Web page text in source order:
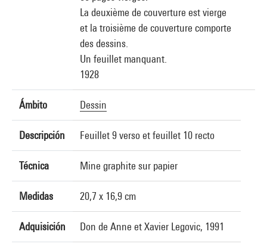
La deuxième de couverture est vierge
et la troisième de couverture comporte
des dessins.
Un feuillet manquant.
1928
Ámbito Dessin
Descripción Feuillet 9 verso et feuillet 10 recto
Técnica Mine graphite sur papier
Medidas 20,7 x 16,9 cm
Adquisición Don de Anne et Xavier Legovic, 1991